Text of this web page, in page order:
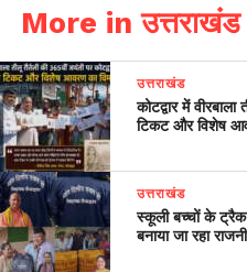
More in उत्तराखंड
उत्तराखंड
कोटद्वार में
टिकट और विशेष
उत्तराखंड
स्कूली बच्चों के ट्रैक
बनाया जा रहा